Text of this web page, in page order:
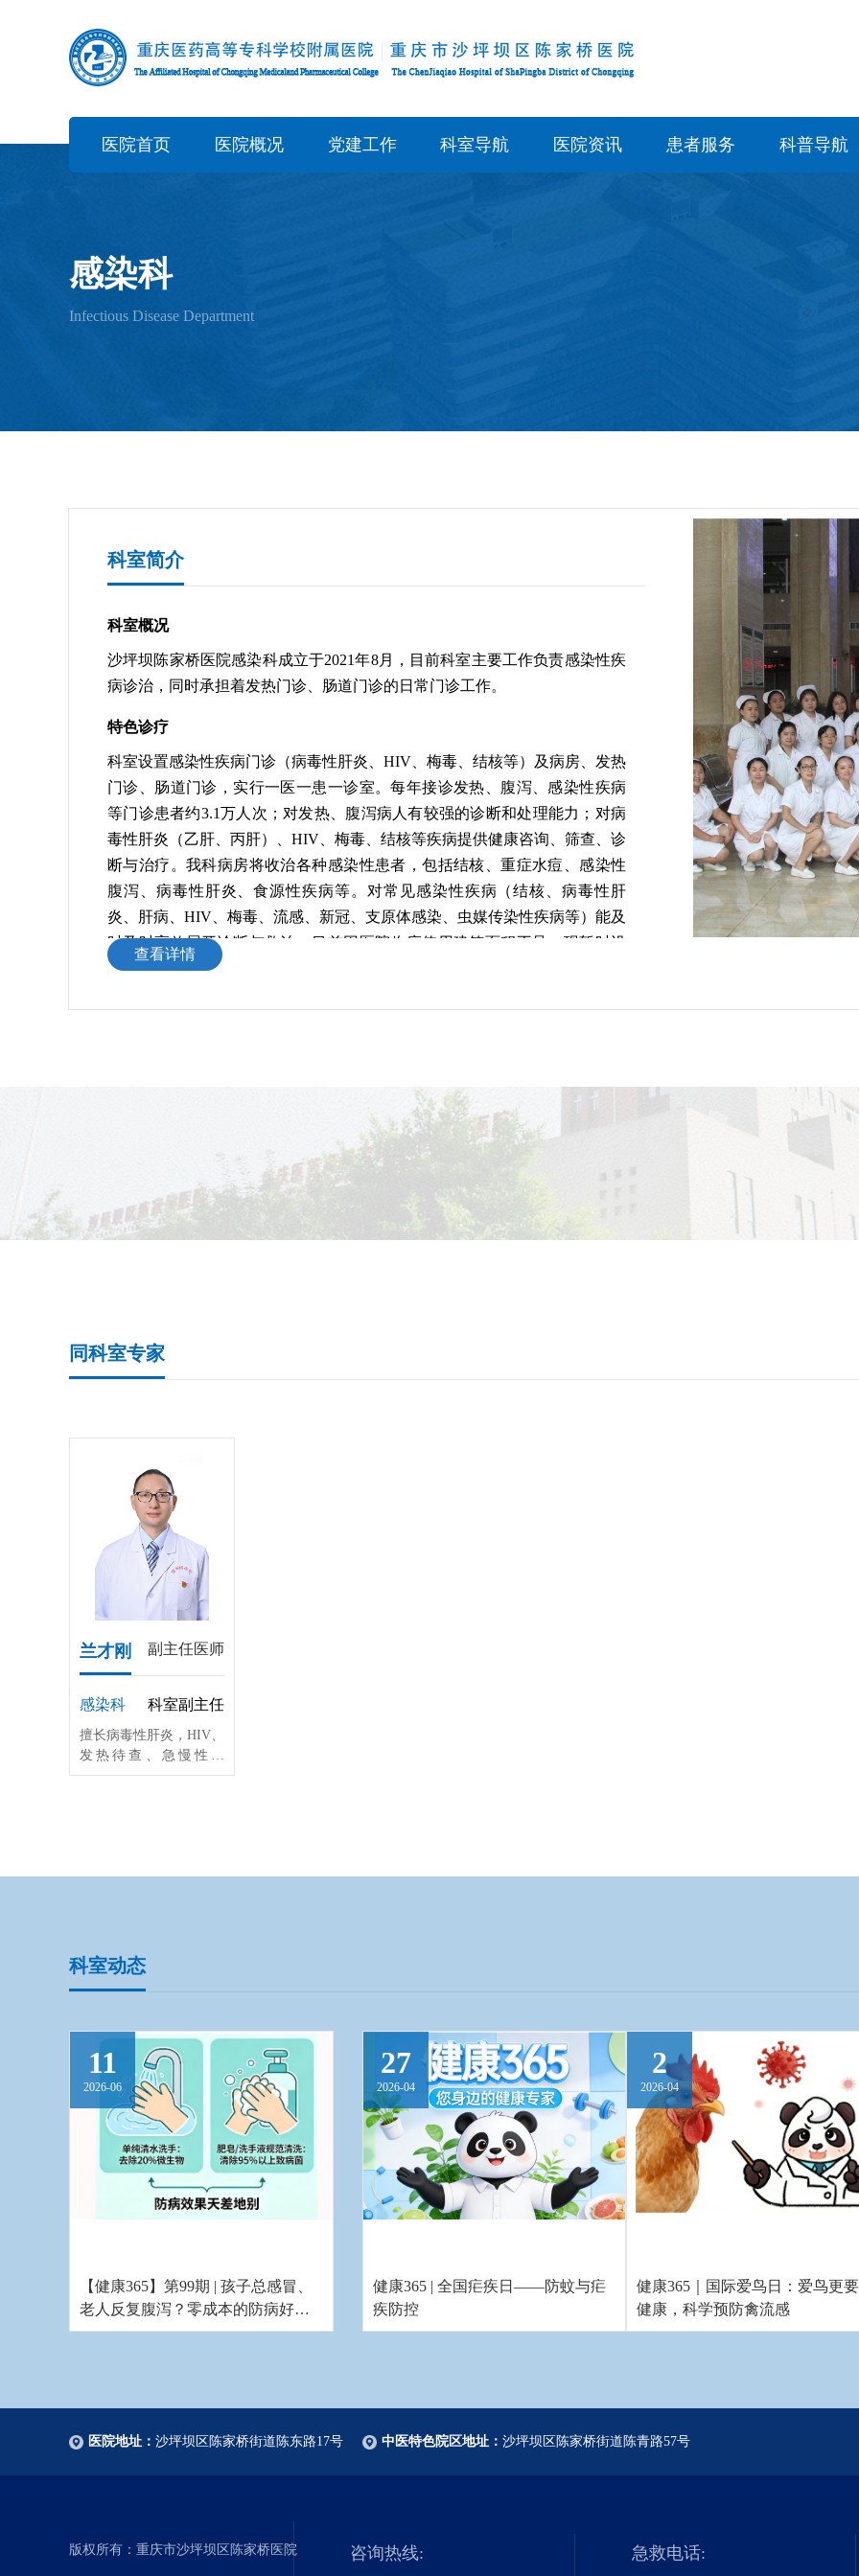
医院首页 医院概况 党建工作 科室导航 医院资讯 患者服务 科普导航
感染科
Infectious Disease Department
科室简介
科室概况
沙坪坝陈家桥医院感染科成立于2021年8月，目前科室主要工作负责感染性疾
病诊治，同时承担着发热门诊、肠道门诊的日常门诊工作。
特色诊疗
科室设置感染性疾病门诊（病毒性肝炎、HIV、梅毒、结核等）及病房、发热
门诊、肠道门诊，实行一医一患一诊室。每年接诊发热、腹泻、感染性疾病
等门诊患者约3.1万人次；对发热、腹泻病人有较强的诊断和处理能力；对病
毒性肝炎（乙肝、丙肝）、HIV、梅毒、结核等疾病提供健康咨询、筛查、诊
断与治疗。我科病房将收治各种感染性患者，包括结核、重症水痘、感染性
腹泻、病毒性肝炎、食源性疾病等。对常见感染性疾病（结核、病毒性肝
炎、肝病、HIV、梅毒、流感、新冠、支原体感染、虫媒传染性疾病等）能及
时及时高效展开诊断与救治。目前因医院临床使用建筑面积不足，现暂时设
置科室临床住院床位5张；门诊区域设有留观室。
查看详情
同科室专家
兰才刚 副主任医师
感染科 科室副主任
擅长病毒性肝炎，HIV、
发热待查、急慢性腹
泻、结核及耐药、深部
科室动态
11
2026-06
【健康365】第99期 | 孩子总感冒、
老人反复腹泻？零成本的防病好习
惯，全家都该坚持
27
2026-04
健康365 | 全国疟疾日——防蚊与疟
疾防控
2
2026-04
健康365｜国际爱鸟日：爱鸟更
健康，科学预防禽流感
医院地址： 沙坪坝区陈家桥街道陈东路17号 中医特色院区地址： 沙坪坝区陈家桥街道陈青路57号
版权所有：重庆市沙坪坝区陈家桥医院 咨询热线: 急救电话: